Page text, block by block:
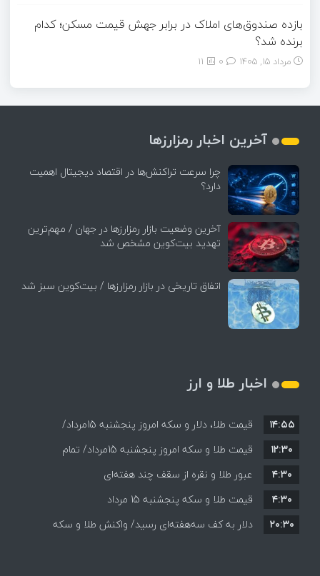
بازده صندوق‌های املاک در برابر جهش قیمت مسکن؛ کدام
برنده شد؟
مرداد ۱۵, ۱۴۰۵ 11
آخرین اخبار رمزارزها
چرا سرعت تراکنش‌ها در اقتصاد دیجیتال اهمیت
دارد؟
آخرین وضعیت بازار رمزارزها در جهان / مهم‌ترین
تهدید بیت‌کوین مشخص شد
اتفاق تاریخی در بازار رمزارزها / بیت‌کوین سبز شد
اخبار طلا و ارز
قیمت طلا، دلار و سکه امروز پنجشنبه 15مرداد/
افزایش قیمت ها + جدول
۱۴:۵۵
قیمت طلا و سکه امروز پنجشنبه 15مرداد/ تمام
قیمت ها بر مدار افزایش + جدول
۱۲:۳۰
عبور طلا و نقره از سقف چند هفته‌ای
۴:۳۰
قیمت طلا و سکه پنجشنبه 15 مرداد
۴:۳۰
دلار به کف سه‌هفته‌ای رسید/ واکنش طلا و سکه
۲۰:۳۰